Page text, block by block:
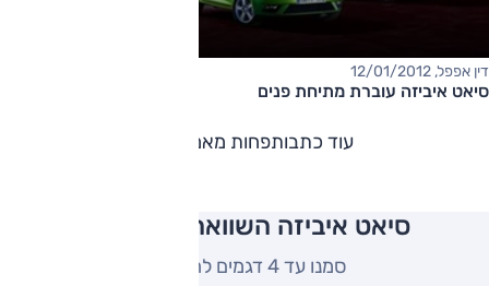
דין אפפל, 12/01/2012
סיאט איביזה עוברת מתיחת פנים
עוד כתבותפחות מאמרים
סיאט איביזה השוואה למתחרים
סמנו עד 4 דגמים להשוואה